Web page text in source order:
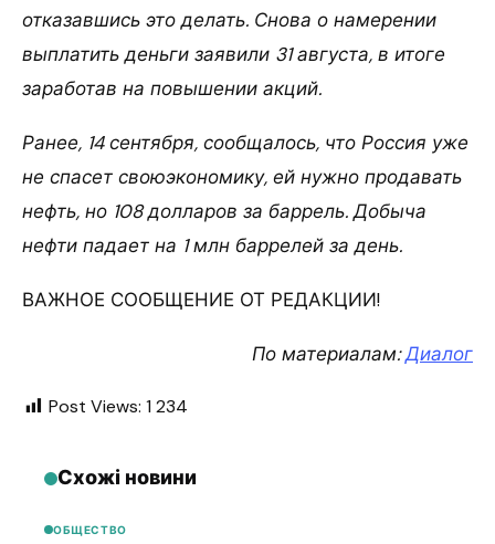
отказавшись это делать. Снова о намерении
выплатить деньги заявили 31 августа, в итоге
заработав на повышении акций.
Ранее, 14 сентября, сообщалось, что Россия уже
не спасет своюэкономику, ей нужно продавать
нефть, но 108 долларов за баррель. Добыча
нефти падает на 1 млн баррелей за день.
ВАЖНОЕ СООБЩЕНИЕ ОТ РЕДАКЦИИ!
По материалам:Диалог
Post Views: 1 234
Схожі новини
ОБЩЕСТВО